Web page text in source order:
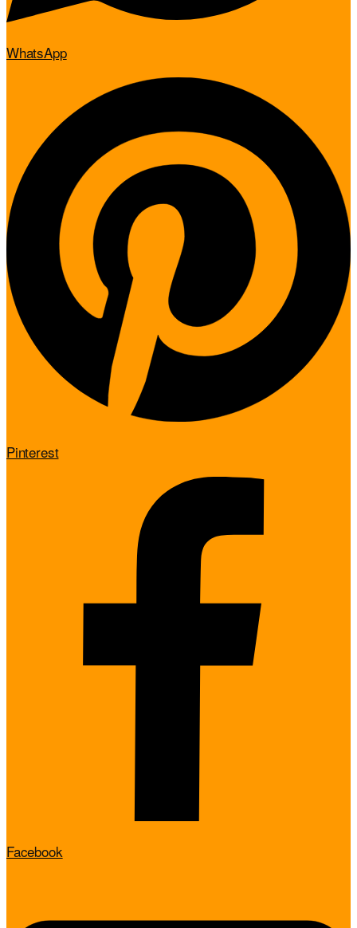
WhatsApp
Pinterest
Facebook